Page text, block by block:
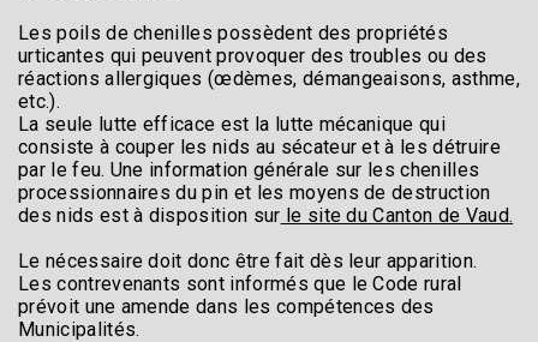
Les poils de chenilles possèdent des propriétés
urticantes qui peuvent provoquer des troubles ou des
réactions allergiques (œdèmes, démangeaisons, asthme,
etc.).
La seule lutte efficace est la lutte mécanique qui
consiste à couper les nids au sécateur et à les détruire
par le feu. Une information générale sur les chenilles
processionnaires du pin et les moyens de destruction
des nids est à disposition sur le site du Canton de Vaud.
Le nécessaire doit donc être fait dès leur apparition.
Les contrevenants sont informés que le Code rural
prévoit une amende dans les compétences des
Municipalités.